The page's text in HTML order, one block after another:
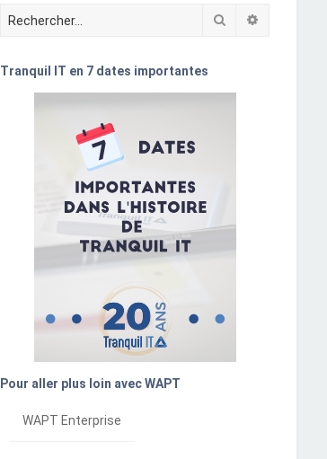
Rechercher
Tranquil IT en 7 dates importantes
Pour aller plus loin avec WAPT
WAPT Enterprise